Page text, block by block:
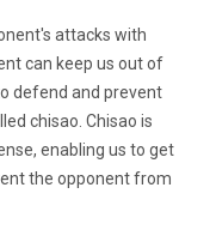
attacks with
can keep us out of
defend and prevent
chisao. Chisao is
enabling us to get
the opponent from